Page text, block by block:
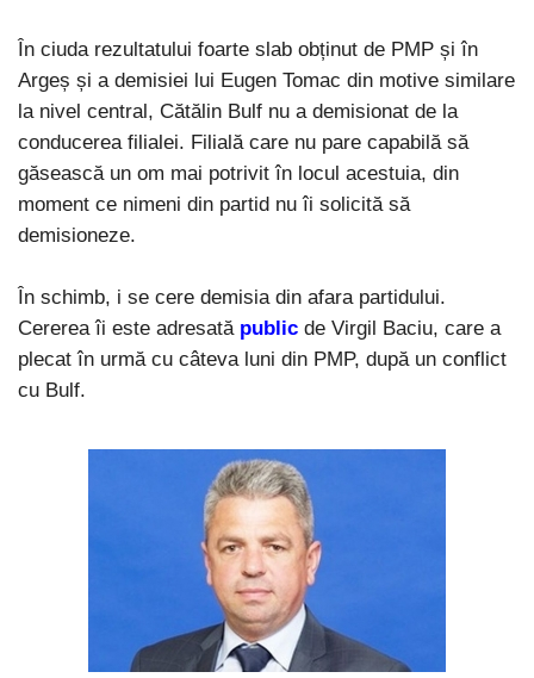
În ciuda rezultatului foarte slab obținut de PMP și în
Argeș și a demisiei lui Eugen Tomac din motive similare
la nivel central, Cătălin Bulf nu a demisionat de la
conducerea filialei. Filială care nu pare capabilă să
găsească un om mai potrivit în locul acestuia, din
moment ce nimeni din partid nu îi solicită să
demisioneze.
În schimb, i se cere demisia din afara partidului.
Cererea îi este adresată public de Virgil Baciu, care a
plecat în urmă cu câteva luni din PMP, după un conflict
cu Bulf.